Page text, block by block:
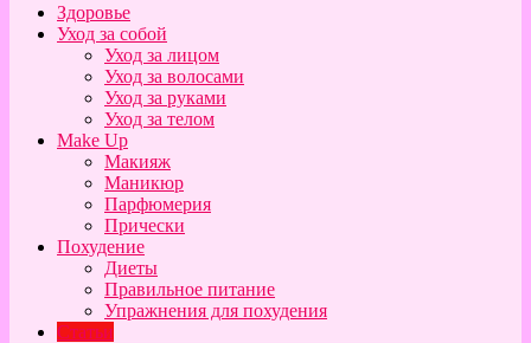
Здоровье
Уход за собой
Уход за лицом
Уход за волосами
Уход за руками
Уход за телом
Make Up
Макияж
Маникюр
Парфюмерия
Прически
Похудение
Диеты
Правильное питание
Упражнения для похудения
Статьи